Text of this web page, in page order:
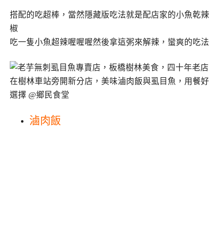
搭配的吃超棒，當然隱藏版吃法就是配店家的小魚乾辣
椒
吃一隻小魚超辣喔喔喔然後拿這粥來解辣，蠻爽的吃法
滷肉飯